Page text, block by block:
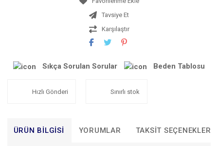
Tavsiye Et
Karşılaştır
Sıkça Sorulan Sorular Beden Tablosu
Hızlı Gönderi Sınırlı stok
ÜRÜN BILGISI YORUMLAR TAKSIT SEÇENEKLERI